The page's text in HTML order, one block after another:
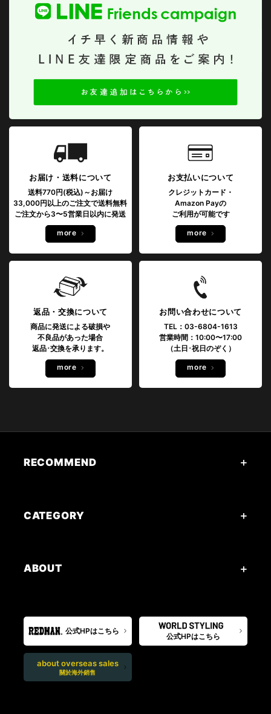
お届け・送料について
送料770円(税込)～お届け
33,000円以上のご注文で送料無料
ご注文から3〜5営業日以内に発送
more
お支払いについて
クレジットカード・
Amazon Payの
ご利用が可能です
more
返品・交換について
商品に発送による破損や
不良品があった場合
返品･交換を承ります。
more
お問い合わせについて
TEL：03-6804-1613
営業時間：10:00〜17:00
（土日･祝日のぞく）
more
RECOMMEND
CATEGORY
ABOUT
公式HPはこちら
公式HPはこちら
about overseas sales
關於海外銷售